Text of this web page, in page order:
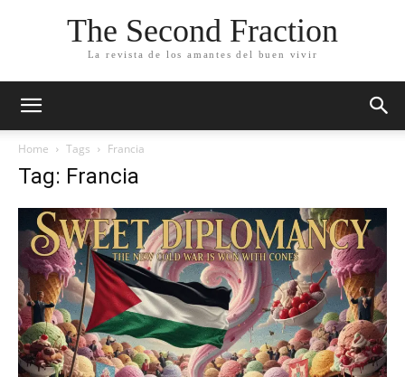
The Second Fraction
La revista de los amantes del buen vivir
Home Tags Francia
Tag: Francia